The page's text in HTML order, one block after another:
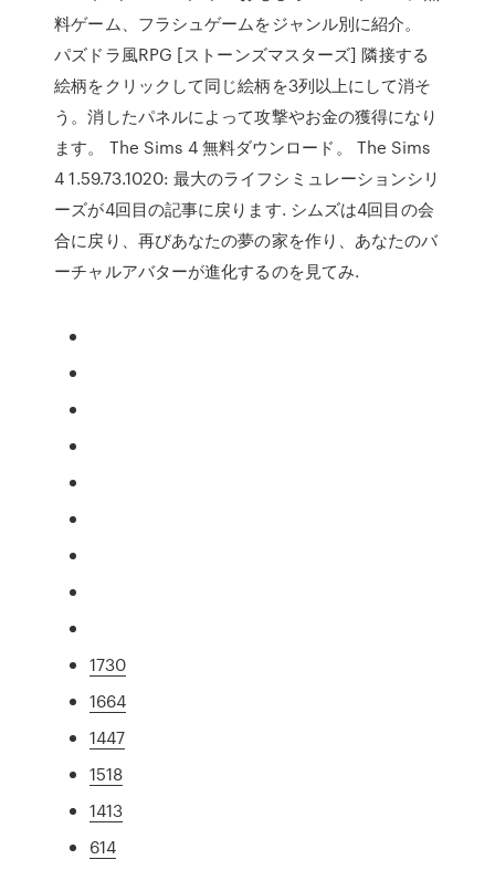
料ゲーム、フラシュゲームをジャンル別に紹介。
パズドラ風RPG [ストーンズマスターズ] 隣接する
絵柄をクリックして同じ絵柄を3列以上にして消そ
う。消したパネルによって攻撃やお金の獲得になり
ます。 The Sims 4 無料ダウンロード。 The Sims
4 1.59.73.1020: 最大のライフシミュレーションシリ
ーズが4回目の記事に戻ります. シムズは4回目の会
合に戻り、再びあなたの夢の家を作り、あなたのバ
ーチャルアバターが進化するのを見てみ.
1730
1664
1447
1518
1413
614